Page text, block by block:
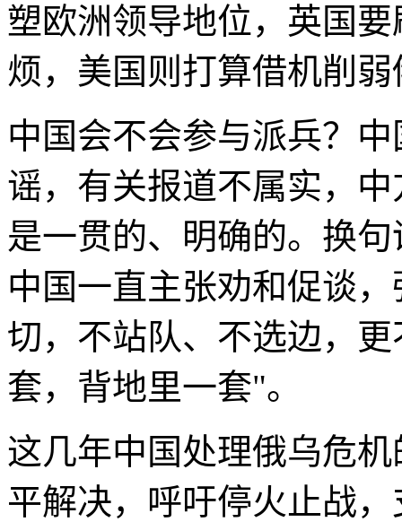
塑欧洲领导地位，英国
烦，美国则打算借机削
中国会不会参与派兵？
谣，有关报道不属实，
是一贯的、明确的。换
中国一直主张劝和促谈
切，不站队、不选边，
套，背地里一套"。
这几年中国处理俄乌危
平解决，呼吁停火止战